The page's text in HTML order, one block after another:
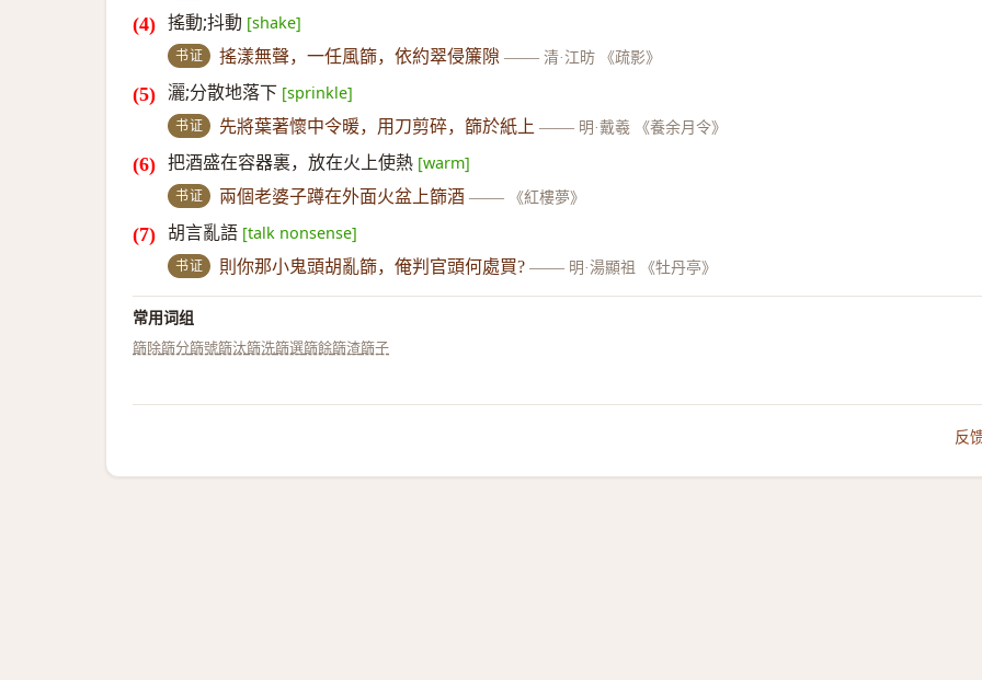
搖動;抖動 [shake]
书证 搖漾無聲，一任風篩，依約翠侵簾隙 —— 清·江昉 《疏影》
灑;分散地落下 [sprinkle]
书证 先將葉著懷中令暖，用刀剪碎，篩於紙上 —— 明·戴羲 《養余月令》
把酒盛在容器裏，放在火上使熱 [warm]
书证 兩個老婆子蹲在外面火盆上篩酒 —— 《紅樓夢》
胡言亂語 [talk nonsense]
书证 則你那小鬼頭胡亂篩，俺判官頭何處買? —— 明·湯顯祖 《牡丹亭》
常用词组
篩除篩分篩號篩汰篩洗篩選篩餘篩渣篩子
反